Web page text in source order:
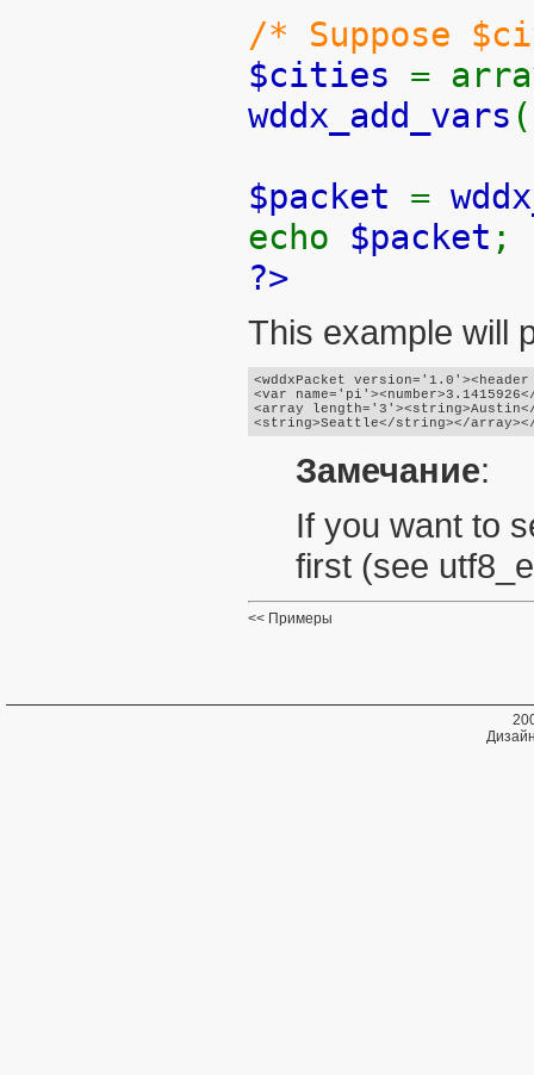
/* Suppose
$cities =
wddx_add_vars (
$packet =
echo $packet ;
?>
This example will
<wddxPacket
<var
<array
Замечание:
If you want to
first (see
Примеры